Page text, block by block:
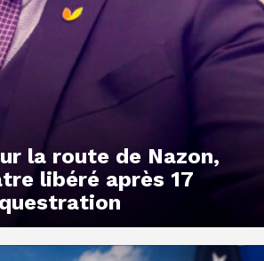
la route de Nazon,
libéré après 17